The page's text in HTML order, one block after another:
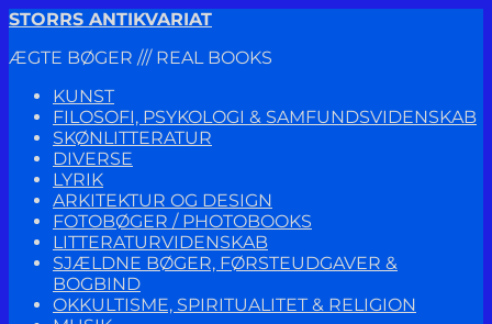
Spring
navigation
Spring
indhold
STORRS ANTIKVARIAT
ÆGTE BØGER /// REAL BOOKS
KUNST
FILOSOFI, PSYKOLOGI & SAMFUNDSVIDENSKAB
SKØNLITTERATUR
DIVERSE
LYRIK
ARKITEKTUR OG DESIGN
FOTOBØGER / PHOTOBOOKS
LITTERATURVIDENSKAB
SJÆLDNE BØGER, FØRSTEUDGAVER &
BOGBIND
OKKULTISME, SPIRITUALITET & RELIGION